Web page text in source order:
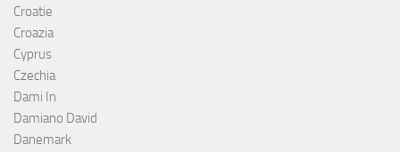
Croatie
Croazia
Cyprus
Czechia
Dami In
Damiano David
Danemark